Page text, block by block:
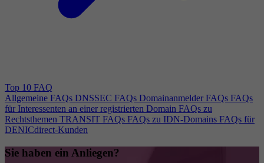
Top 10 FAQ
Allgemeine FAQs DNSSEC FAQs Domainanmelder FAQs FAQs
für Interessenten an einer registrierten Domain FAQs zu
Rechtsthemen TRANSIT FAQs FAQs zu IDN-Domains FAQs für
DENICdirect-Kunden
Sie haben ein Anliegen?